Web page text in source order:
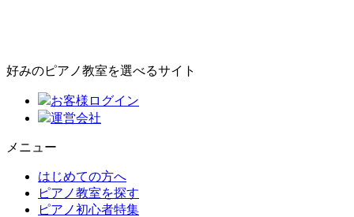
好みのピアノ教室を選べるサイト
お客様ログイン
運営会社
メニュー
はじめての方へ
ピアノ教室を探す
ピアノ初心者特集